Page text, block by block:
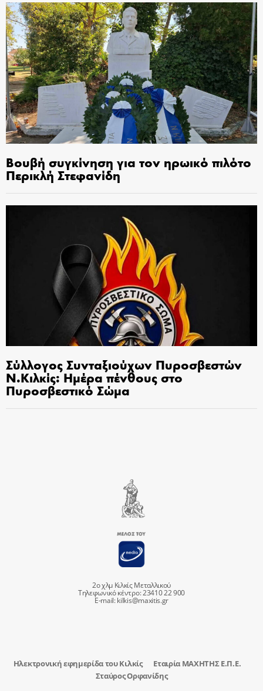
Βουβή συγκίνηση για τον ηρωικό πιλότο
Περικλή Στεφανίδη
Σύλλογος Συνταξιούχων Πυροσβεστών
Ν.Κιλκίς: Ημέρα πένθους στο
Πυροσβεστικό Σώμα
2ο χλμ Κιλκίς Μεταλλικού
Τηλεφωνικό κέντρο: 23410 22 900
E-mail:kilkis@maxitis.gr
Ηλεκτρονική εφημερίδα του Κιλκίς
Εταιρία ΜΑΧΗΤΗΣ Ε.Π.Ε.
Σταύρος Ορφανίδης